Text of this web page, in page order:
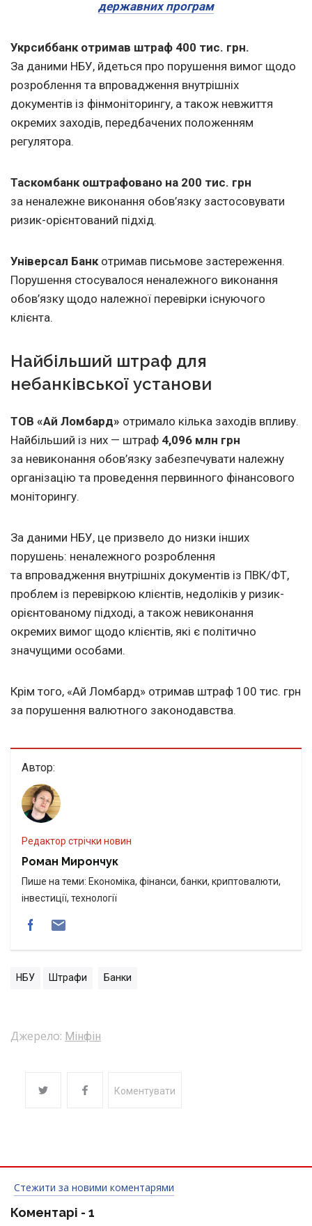
державних програм
Укрсиббанк отримав штраф 400 тис. грн.
За даними НБУ, йдеться про порушення вимог щодо
розроблення та впровадження внутрішніх
документів із фінмоніторингу, а також невжиття
окремих заходів, передбачених положенням
регулятора.
Таскомбанк оштрафовано на 200 тис. грн
за неналежне виконання обов’язку застосовувати
ризик-орієнтований підхід.
Універсал Банкотримав письмове застереження.
Порушення стосувалося неналежного виконання
обов’язку щодо належної перевірки існуючого
клієнта.
Найбільший штраф для
небанківської установи
ТОВ «Ай Ломбард» отримало кілька заходів впливу.
Найбільший із них — штраф 4,096 млн грн
за невиконання обов’язку забезпечувати належну
організацію та проведення первинного фінансового
моніторингу.
За даними НБУ, це призвело до низки інших
порушень: неналежного розроблення
та впровадження внутрішніх документів із ПВК/ФТ,
проблем із перевіркою клієнтів, недоліків у ризик-
орієнтованому підході, а також невиконання
окремих вимог щодо клієнтів, які є політично
значущими особами.
Крім того, «Ай Ломбард» отримав штраф 100 тис. грн
за порушення валютного законодавства.
Автор:
Редактор стрічки новин
Роман Мирончук
Пише на теми: Економіка, фінанси, банки, криптовалюти,
інвестиції, технології
НБУ Штрафи Банки
Джерело: Мінфін
Коментувати
Стежити за новими коментарями
Коментарі - 1